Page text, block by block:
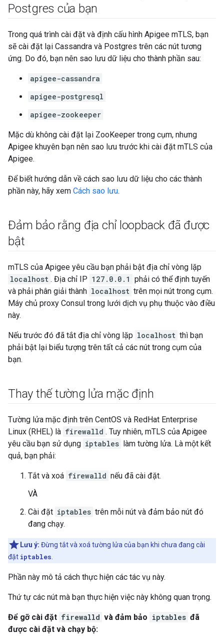
Postgres của bạn
Trong quá trình cài đặt và định cấu hình Apigee mTLS, bạn
sẽ cài đặt lại Cassandra và Postgres trên các nút tương
ứng. Do đó, bạn nên sao lưu dữ liệu cho thành phần sau:
apigee-cassandra
apigee-postgresql
apigee-zookeeper
Mặc dù không cài đặt lại ZooKeeper trong cụm, nhưng
Apigee khuyên bạn nên sao lưu trước khi cài đặt mTLS của
Apigee.
Để biết hướng dẫn về cách sao lưu dữ liệu cho các thành
phần này, hãy xem Cách sao lưu.
Đảm bảo rằng địa chỉ loopback đã được
bật
mTLS của Apigee yêu cầu bạn phải bật địa chỉ vòng lặp
localhost . Địa chỉ IP 127.0.0.1 phải có thể định tuyến
và phải phân giải thành localhost trên mọi nút trong cụm.
Máy chủ proxy Consul trong lưới dịch vụ phụ thuộc vào điều
này.
Nếu trước đó đã tắt địa chỉ vòng lặp localhost thì bạn
phải bật lại biểu tượng trên tất cả các nút trong cụm của
bạn.
Thay thế tường lửa mặc định
Tường lửa mặc định trên CentOS và RedHat Enterprise
Linux (RHEL) là firewalld . Tuy nhiên, mTLS của Apigee
yêu cầu bạn sử dụng iptables làm tường lửa. Là một kết
quả, bạn phải:
Tắt và xoá firewalld nếu đã cài đặt.
VÀ
Cài đặt iptables trên mỗi nút và đảm bảo nút đó
đang chạy.
Lưu ý: Đừng tắt và xoá tường lửa của bạn khi chưa đang cài
đặt iptables
Phần này mô tả cách thực hiện các tác vụ này.
Thứ tự các nút mà bạn thực hiện việc này không quan trọng.
Để gỡ cài đặt firewalld và đảm bảo iptables đã
được cài đặt và chạy bộ: